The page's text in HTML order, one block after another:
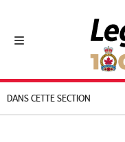
Toggle navigation
Royal
DANS CETTE SECTION